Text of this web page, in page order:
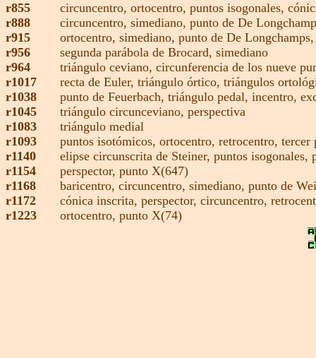
r855
circuncentro, ortocentro, puntos isogonales,
r888
circuncentro, simediano, punto de De
r915
ortocentro, simediano, punto de De Longchamps
r956
segunda parábola de Brocard, simediano
r964
triángulo ceviano, circunferencia de los nueve
r1017
recta de Euler, triángulo órtico, triángulos
r1038
punto de Feuerbach, triángulo pedal, incentro,
r1045
triángulo circunceviano, perspectiva
r1083
triángulo medial
r1093
puntos isotómicos, ortocentro, retrocentro, tercer
r1140
elipse circunscrita de Steiner, puntos isogonales,
r1154
perspector, punto X(647)
r1168
baricentro, circuncentro, simediano, punto de
r1172
cónica inscrita, perspector, circuncentro,
r1223
ortocentro, punto X(74)